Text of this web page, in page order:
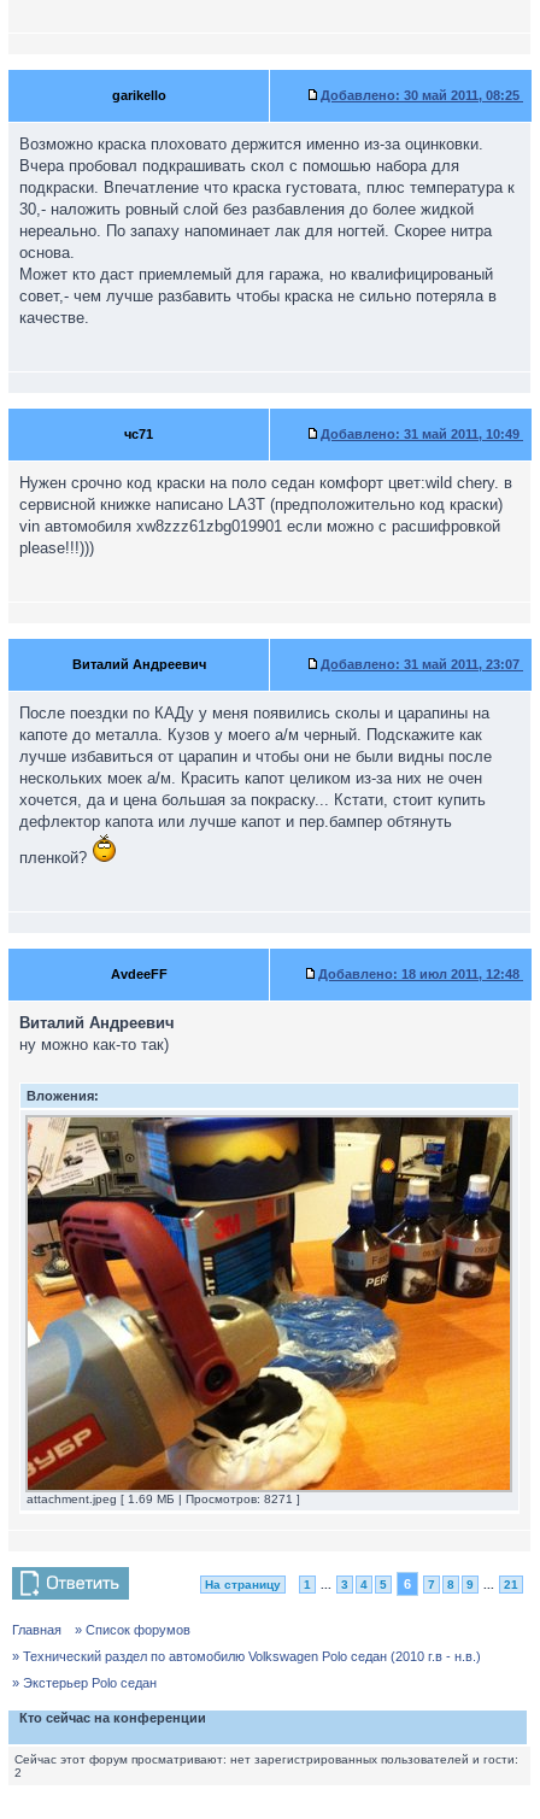
garikello Добавлено: 30 май 2011, 08:25
Возможно краска плоховато держится именно из-за оцинковки.
Вчера пробовал подкрашивать скол с помошью набора для
подкраски. Впечатление что краска густовата, плюс температура к
30,- наложить ровный слой без разбавления до более жидкой
нереально. По запаху напоминает лак для ногтей. Скорее нитра
основа.
Может кто даст приемлемый для гаража, но квалифицированый
совет,- чем лучше разбавить чтобы краска не сильно потеряла в
качестве.
чс71 Добавлено: 31 май 2011, 10:49
Нужен срочно код краски на поло седан комфорт цвет:wild chery. в
сервисной книжке написано LA3T (предположительно код краски)
vin автомобиля xw8zzz61zbg019901 если можно с расшифровкой
please!!!)))
Виталий Андреевич Добавлено: 31 май 2011, 23:07
После поездки по КАДу у меня появились сколы и царапины на
капоте до металла. Кузов у моего а/м черный. Подскажите как
лучше избавиться от царапин и чтобы они не были видны после
нескольких моек а/м. Красить капот целиком из-за них не очен
хочется, да и цена большая за покраску... Кстати, стоит купить
дефлектор капота или лучше капот и пер.бампер обтянуть
пленкой?
AvdeeFF Добавлено: 18 июл 2011, 12:48
Виталий Андреевич
ну можно как-то так)
Вложения:
attachment.jpeg [ 1.69 МБ | Просмотров: 8271 ]
На страницу 1 3 4 5 6 7 8 9 21
Главная
» Список форумов
» Технический раздел по автомобилю Volkswagen Polo седан (2010 г.в - н.в.)
» Экстерьер Polo седан
Кто сейчас на конференции
Сейчас этот форум просматривают: нет зарегистрированных пользователей и гости:
2